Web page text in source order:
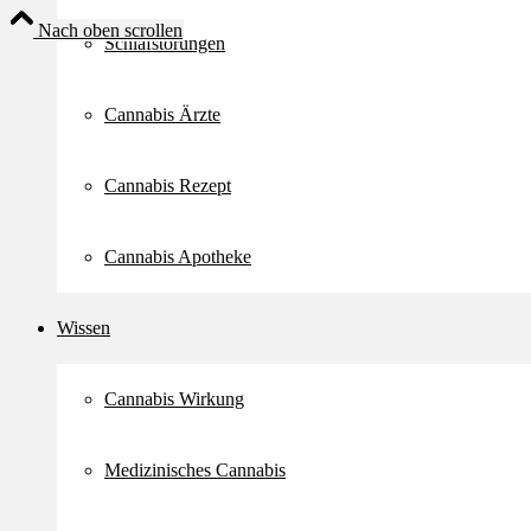
Schlafstörungen
Cannabis Ärzte
Cannabis Rezept
Cannabis Apotheke
Wissen
Cannabis Wirkung
Medizinisches Cannabis
Nach oben scrollen